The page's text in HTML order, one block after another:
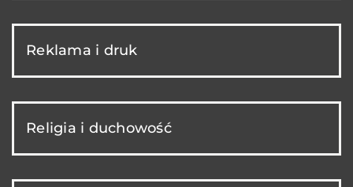
Reklama i druk
Religia i duchowość